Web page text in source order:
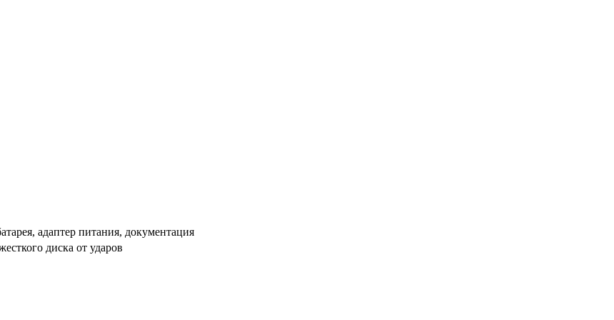
адаптер питания, документация
диска от ударов